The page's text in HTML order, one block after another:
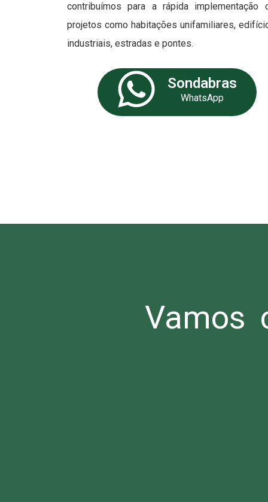
contribuímos para a rápida implementação
projetos como habitações unifamiliares,
industriais, estradas e pontes.
Sondabras
WhatsApp
Vamos